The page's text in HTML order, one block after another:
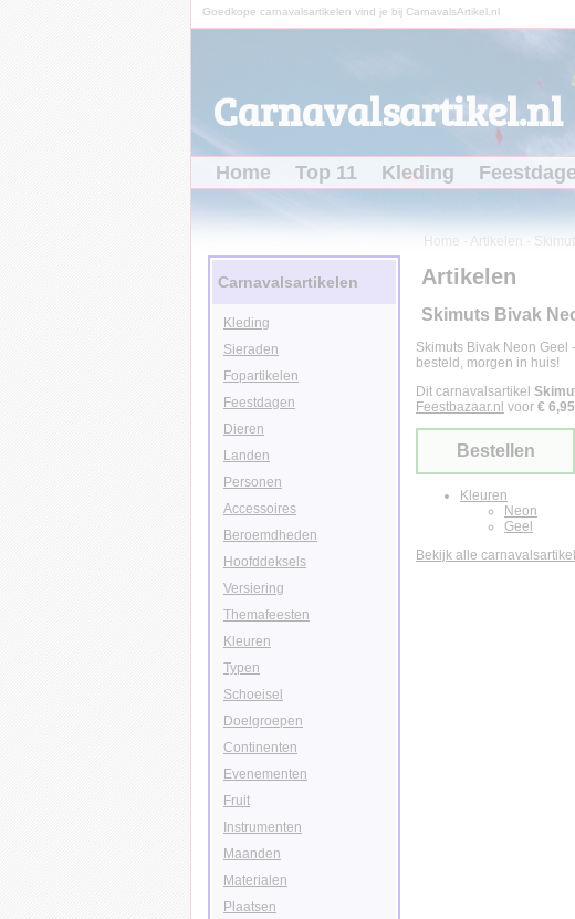
Goedkope carnavalsartikelen vind je bij CarnavalsArtikel.nl
Carnavalsartikel.nl
Home Top 11 Kleding
Home Artikelen
Artikelen
Skimuts Bivak
Skimuts Bivak Neon Geel
besteld, morgen in huis!
Dit carnavalsartikel
Feestbazaar.nl voor € 6,95
Bestellen
Kleuren
Neon
Geel
Bekijk alle
Carnavalsartikelen
Kleding
Sieraden
Fopartikelen
Feestdagen
Dieren
Landen
Personen
Accessoires
Beroemdheden
Hoofddeksels
Versiering
Themafeesten
Kleuren
Typen
Schoeisel
Doelgroepen
Continenten
Evenementen
Fruit
Instrumenten
Maanden
Materialen
Plaatsen